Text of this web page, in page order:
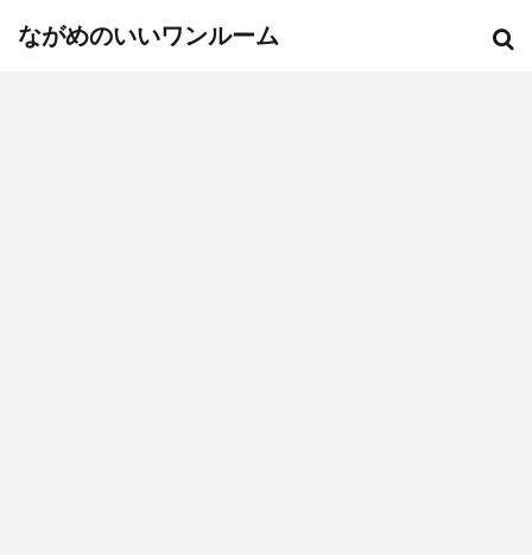
ながめのいいワンルーム